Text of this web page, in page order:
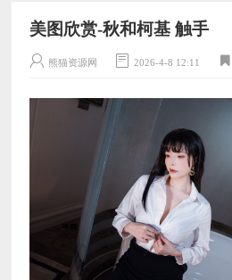
美图欣赏-秋和柯基 触手
熊猫资源网 2026-4-8 12:11